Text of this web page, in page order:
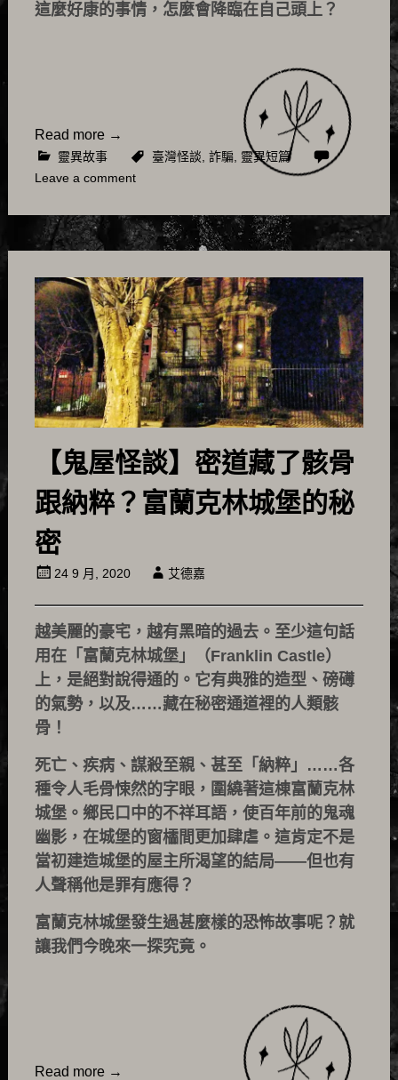
這麼好康的事情，怎麼會降臨在自己頭上？
Read more →
靈異故事 臺灣怪談 詐騙, 靈異短篇
Leave a comment
【鬼屋怪談】密道藏了骸骨
跟納粹？富蘭克林城堡的秘
密
24 9 月, 2020 艾德嘉
越美麗的豪宅，越有黑暗的過去。至少這句話
用在「富蘭克林城堡」（Franklin Castle）
上，是絕對說得通的。它有典雅的造型、磅礡
的氣勢，以及……藏在秘密通道裡的人類骸
骨！
死亡、疾病、謀殺至親、甚至「納粹」……各
種令人毛骨悚然的字眼，圍繞著這棟富蘭克林
城堡。鄉民口中的不祥耳語，使百年前的鬼魂
幽影，在城堡的窗櫺間更加肆虐。這肯定不是
當初建造城堡的屋主所渴望的結局——但也有
人聲稱他是罪有應得？
富蘭克林城堡發生過甚麼樣的恐怖故事呢？就
讓我們今晚來一探究竟。
Read more →